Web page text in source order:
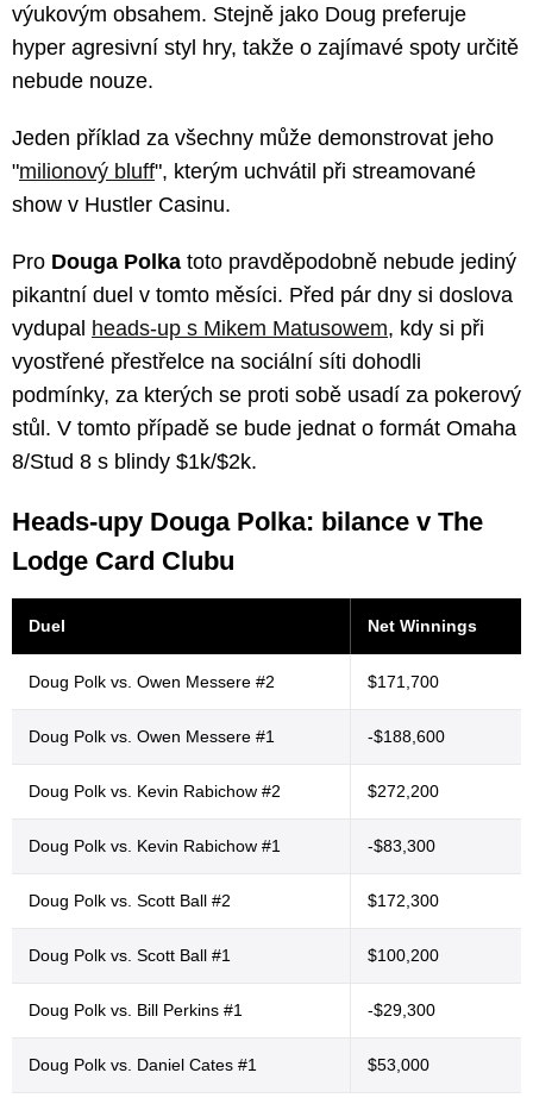
výukovým obsahem. Stejně jako Doug preferuje
hyper agresivní styl hry, takže o zajímavé spoty určitě
nebude nouze.
Jeden příklad za všechny může demonstrovat jeho
"milionový bluff", kterým uchvátil při streamované
show v Hustler Casinu.
Pro Douga Polka toto pravděpodobně nebude jediný
pikantní duel v tomto měsíci. Před pár dny si doslova
vydupal heads-up s Mikem Matusowem, kdy si při
vyostřené přestřelce na sociální síti dohodli
podmínky, za kterých se proti sobě usadí za pokerový
stůl. V tomto případě se bude jednat o formát Omaha
8/Stud 8 s blindy $1k/$2k.
Heads-upy Douga Polka: bilance v The
Lodge Card Clubu
Duel Net Winnings
Doug Polk vs. Owen Messere #2 $171,700
Doug Polk vs. Owen Messere #1 -$188,600
Doug Polk vs. Kevin Rabichow #2 $272,200
Doug Polk vs. Kevin Rabichow #1 -$83,300
Doug Polk vs. Scott Ball #2 $172,300
Doug Polk vs. Scott Ball #1 $100,200
Doug Polk vs. Bill Perkins #1 -$29,300
Doug Polk vs. Daniel Cates #1 $53,000